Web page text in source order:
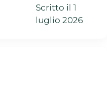
Scritto il 1
luglio 2026